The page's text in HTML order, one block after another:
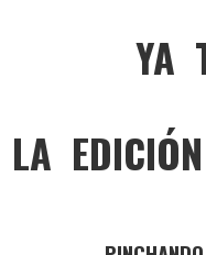
YA
LA